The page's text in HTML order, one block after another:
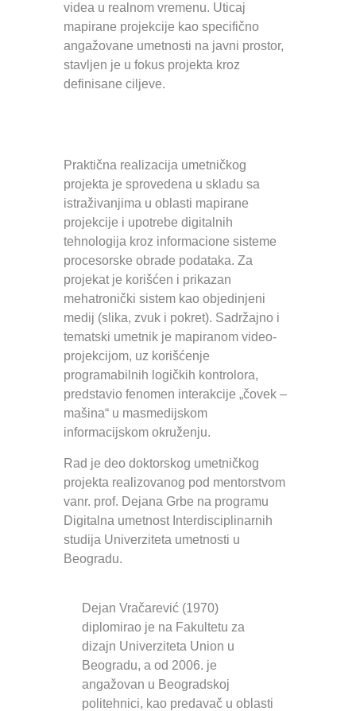
videa u realnom vremenu. Uticaj
mapirane projekcije kao specifično
angažovane umetnosti na javni prostor,
stavljen je u fokus projekta kroz
definisane ciljeve.
Praktična realizacija umetničkog
projekta je sprovedena u skladu sa
istraživanjima u oblasti mapirane
projekcije i upotrebe digitalnih
tehnologija kroz informacione sisteme
procesorske obrade podataka. Za
projekat je korišćen i prikazan
mehatronički sistem kao objedinjeni
medij (slika, zvuk i pokret). Sadržajno i
tematski umetnik je mapiranom video-
projekcijom, uz korišćenje
programabilnih logičkih kontrolora,
predstavio fenomen interakcije „čovek –
mašina“ u masmedijskom
informacijskom okruženju.
Rad je deo doktorskog umetničkog
projekta realizovanog pod mentorstvom
vanr. prof. Dejana Grbe na programu
Digitalna umetnost Interdisciplinarnih
studija Univerziteta umetnosti u
Beogradu.
Dejan Vračarević (1970)
diplomirao je na Fakultetu za
dizajn Univerziteta Union u
Beogradu, a od 2006. je
angažovan u Beogradskoj
politehnici, kao predavač u oblasti